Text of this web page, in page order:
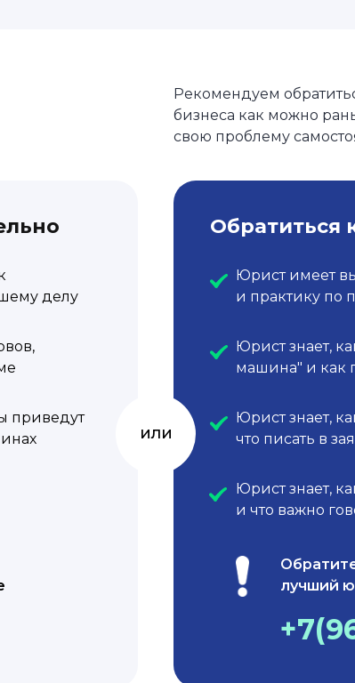
Рекомендуем
бизнеса как можно
свою проблему
или
Обратиться
Юрист имеет
и практику по
Юрист знает,
машина" и как
Юрист знает,
что писать в
Юрист знает,
и что важно
делу
приведут
лучший